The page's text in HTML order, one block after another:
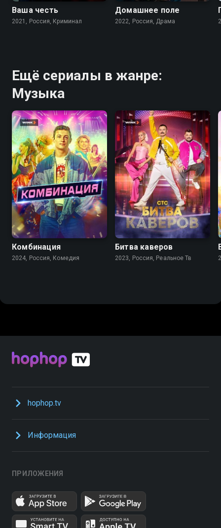
Ваша честь
2021, Россия, Криминал
Домашнее поле
2022, Россия, Драма
Ещё сериалы в жанре:
Музыка
7.6
Комбинация
2024, Россия, Комедия
8.1
Битва каверов
2023, Россия, Реальное Тв
hophop.tv
Информация
ПРИЛОЖЕНИЯ